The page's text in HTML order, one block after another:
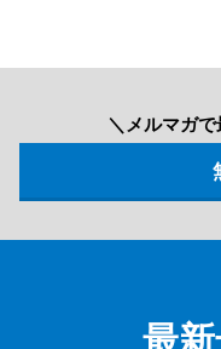
＼メルマガ
最